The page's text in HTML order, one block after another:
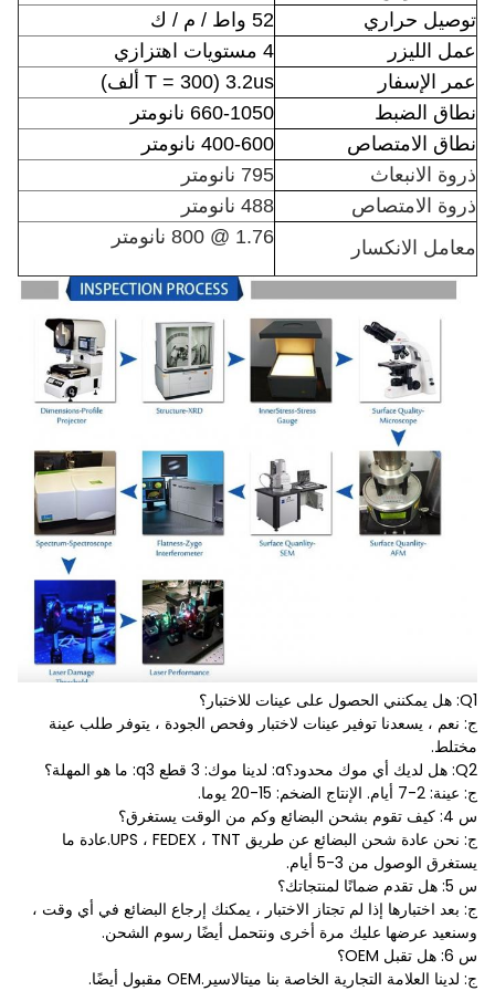
توصيل حراري
52 واط / م / ك
عمل الليزر
4 مستويات اهتزازي
عمر الإسفار
3.2us (T = 300 ألف)
نطاق الضبط
660-1050 نانومتر
نطاق الامتصاص
400-600 نانومتر
ذروة الانبعاث
795 نانومتر
ذروة الامتصاص
488 نانومتر
معامل الانكسار
1.76 @ 800 نانومتر
Q1: هل يمكنني الحصول على عينات للاختبار؟
ج: نعم ، يسعدنا توفير عينات لاختبار وفحص الجودة ، يتوفر طلب عينة
مختلط.
Q2: هل لديك أي موك محدود؟a: لدينا موك: 3 قطع q3: ما هو المهلة؟
ج: عينة: 2-7 أيام. الإنتاج الضخم: 15-20 يوما.
س 4: كيف تقوم بشحن البضائع وكم من الوقت يستغرق؟
ج: نحن عادة شحن البضائع عن طريق UPS ، FEDEX ، TNT.عادة ما
يستغرق الوصول من 3-5 أيام.
س 5: هل تقدم ضمانًا لمنتجاتك؟
ج: بعد اختبارها إذا لم تجتاز الاختبار ، يمكنك إرجاع البضائع في أي وقت ،
وسنعيد عرضها عليك مرة أخرى ونتحمل أيضًا رسوم الشحن.
س 6: هل تقبل OEM؟
ج: لدينا العلامة التجارية الخاصة بنا ميتالاسير.OEM مقبول أيضًا.